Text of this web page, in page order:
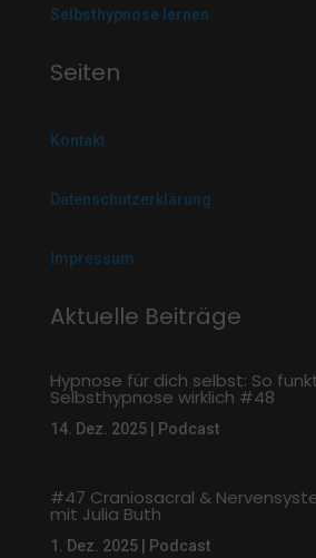
Selbsthypnose lernen
Seiten
Kontakt
Datenschutzerklärung
Impressum
Aktuelle Beiträge
Hypnose für dich selbst: So
Selbsthypnose wirklich #48
14. Dez. 2025| Podcast
#47 Craniosacral &
mit Julia Buth
1. Dez. 2025| Podcast